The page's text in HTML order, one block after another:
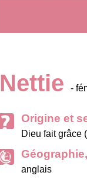
Nettie -
Origine et
Dieu fait grâce
anglais